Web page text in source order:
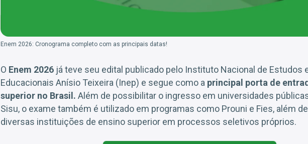
Enem 2026: Cronograma completo com as principais datas!
O Enem 2026 já teve seu edital publicado pelo Instituto Nacional de Estudos
Educacionais Anísio Teixeira (Inep) e segue como a principal porta de
superior no Brasil. Além de possibilitar o ingresso em universidades
Sisu, o exame também é utilizado em programas como Prouni e Fies, além
diversas instituições de ensino superior em processos seletivos próprios.